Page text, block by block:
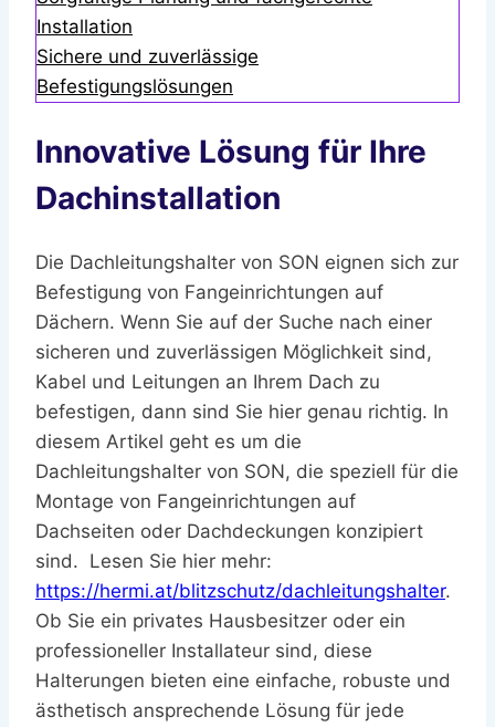
Installation
Sichere und zuverlässige
Befestigungslösungen
Innovative Lösung für Ihre
Dachinstallation
Die Dachleitungshalter von SON eignen sich zur
Befestigung von Fangeinrichtungen auf
Dächern. Wenn Sie auf der Suche nach einer
sicheren und zuverlässigen Möglichkeit sind,
Kabel und Leitungen an Ihrem Dach zu
befestigen, dann sind Sie hier genau richtig. In
diesem Artikel geht es um die
Dachleitungshalter von SON, die speziell für die
Montage von Fangeinrichtungen auf
Dachseiten oder Dachdeckungen konzipiert
sind. Lesen Sie hier mehr:
https://hermi.at/blitzschutz/dachleitungshalter.
Ob Sie ein privates Hausbesitzer oder ein
professioneller Installateur sind, diese
Halterungen bieten eine einfache, robuste und
ästhetisch ansprechende Lösung für jede